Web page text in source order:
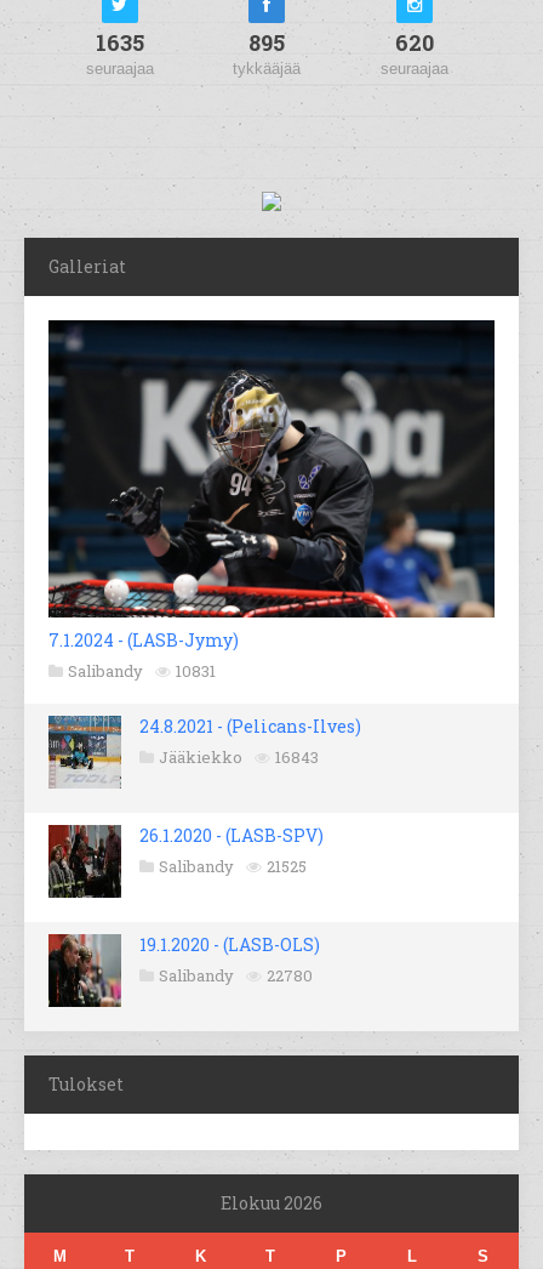
1635
seuraajaa
895
tykkääjää
620
seuraajaa
Galleriat
7.1.2024 - (LASB-Jymy)
Salibandy 10831
24.8.2021 - (Pelicans-Ilves)
Jääkiekko 16843
26.1.2020 - (LASB-SPV)
Salibandy 21525
19.1.2020 - (LASB-OLS)
Salibandy 22780
Tulokset
Elokuu 2026
M T K T P L S